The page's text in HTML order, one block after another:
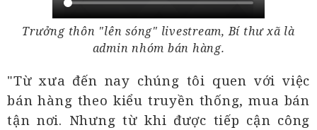
Trưởng thôn "lên sóng" livestream, Bí thư xã là
admin nhóm bán hàng.
"Từ xưa đến nay chúng tôi quen với việc
bán hàng theo kiểu truyền thống, mua bán
tận nơi. Nhưng từ khi được tiếp cận công